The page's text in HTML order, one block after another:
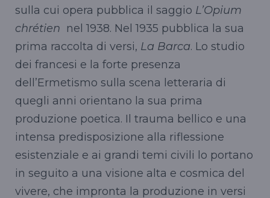
sulla cui opera pubblica il saggio L’Opium
chrétien nel 1938. Nel 1935 pubblica la sua
prima raccolta di versi, La Barca. Lo studio
dei francesi e la forte presenza
dell’Ermetismo sulla scena letteraria di
quegli anni orientano la sua prima
produzione poetica. Il trauma bellico e una
intensa predisposizione alla riflessione
esistenziale e ai grandi temi civili lo portano
in seguito a una visione alta e cosmica del
vivere, che impronta la produzione in versi